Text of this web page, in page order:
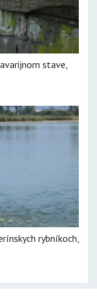
stave,
rybníkoch,